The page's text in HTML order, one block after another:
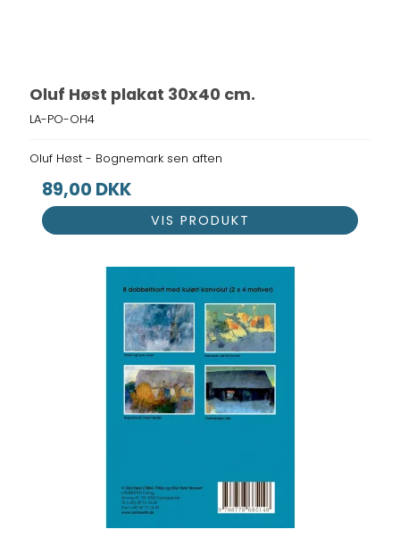
Oluf Høst plakat 30x40 cm.
LA-PO-OH4
Oluf Høst - Bognemark sen aften
89,00 DKK
VIS PRODUKT